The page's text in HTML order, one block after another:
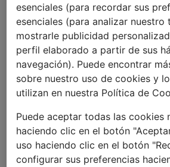
Día Mundial
la Lepra
27 ENERO 2020
Mundial contra la Lepra
concienciar a la sociedad
enfermedad y fomentar la
poder erradicarla. Pese a
esenciales (para recordar sus
esenciales (para analizar nuestro
mostrarle publicidad
perfil elaborado a partir de sus
navegación). Puede encontrar
sobre nuestro uso de cookies y
utilizan en nuestra Política de
Puede aceptar todas las cookies
haciendo clic en el botón
uso haciendo clic en el botón
configurar sus preferencias